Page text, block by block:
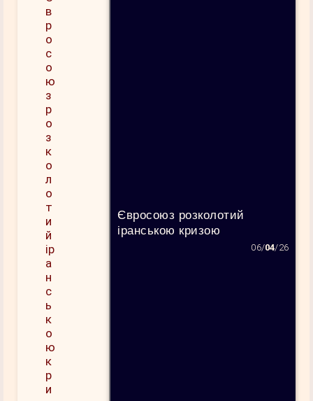
Євросоюз розколотий
іранською кризою
06/04/26